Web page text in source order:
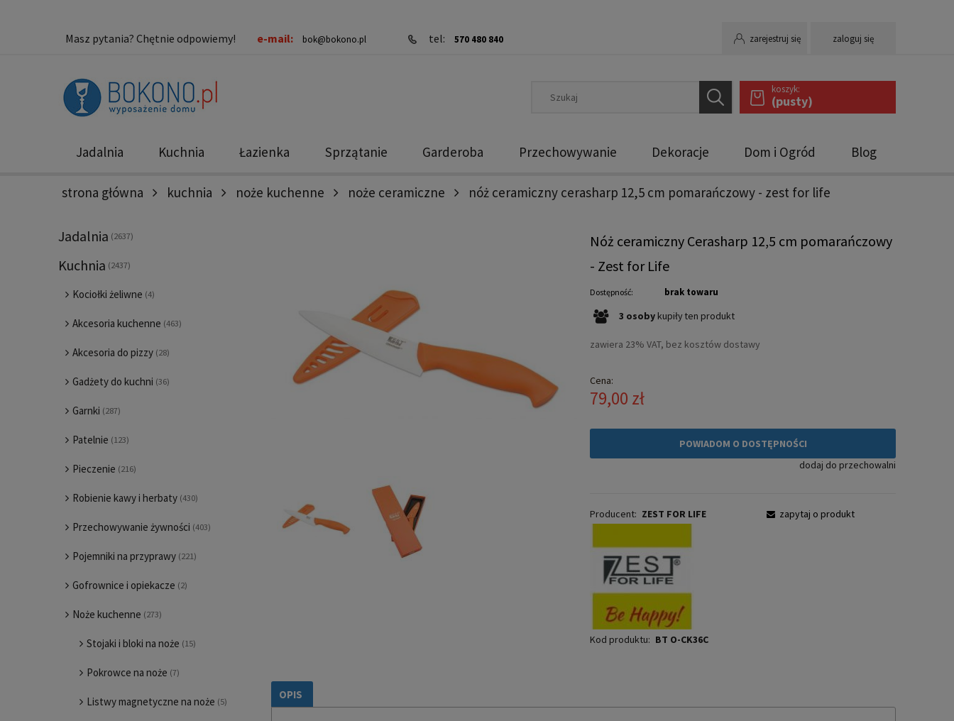
zarejestruj się zaloguj się
Masz pytania? Chętnie odpowiemy! e-mail: bok@bokono.pl tel: 570 480 840
koszyk:
(pusty)
Jadalnia Kuchnia Łazienka Sprzątanie Garderoba Przechowywanie Dekoracje Dom i Ogród Blog
Nowości Promocje
strona główna kuchnia noże kuchenne noże ceramiczne nóż ceramiczny cerasharp 12,5 cm pomarańczowy - zest for life
Jadalnia (2637)
Kuchnia (2437)
Kociołki żeliwne (4)
Akcesoria kuchenne (463)
Akcesoria do pizzy (28)
Gadżety do kuchni (36)
Garnki (287)
Patelnie (123)
Pieczenie (216)
Robienie kawy i herbaty (430)
Przechowywanie żywności (403)
Pojemniki na przyprawy (221)
Gofrownice i opiekacze (2)
Noże kuchenne (273)
Stojaki i bloki na noże (15)
Pokrowce na noże (7)
Listwy magnetyczne na noże (5)
Nóż ceramiczny Cerasharp 12,5 cm pomarańczowy
- Zest for Life
Dostępność: brak towaru
3 osoby kupiły ten produkt
zawiera 23% VAT, bez kosztów dostawy
Cena:
79,00 zł
POWIADOM O DOSTĘPNOŚCI
dodaj do przechowalni
Producent: ZEST FOR LIFE
Kod produktu: BT O-CK36C
zapytaj o produkt
OPIS